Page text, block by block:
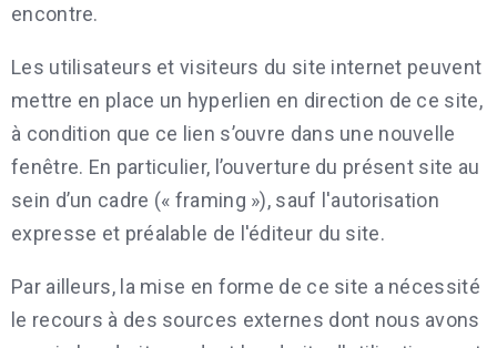
encontre.
Les utilisateurs et visiteurs du site internet peuvent
mettre en place un hyperlien en direction de ce site,
à condition que ce lien s’ouvre dans une nouvelle
fenêtre. En particulier, l’ouverture du présent site au
sein d’un cadre (« framing »), sauf l'autorisation
expresse et préalable de l'éditeur du site.
Par ailleurs, la mise en forme de ce site a nécessité
le recours à des sources externes dont nous avons